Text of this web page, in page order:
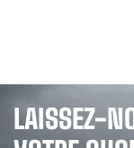
LAISSEZ-